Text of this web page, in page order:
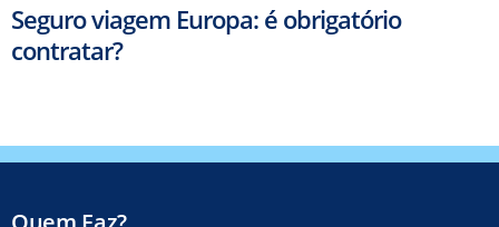
Seguro viagem Europa: é obrigatório
contratar?